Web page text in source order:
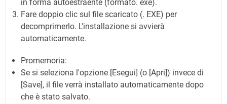
in forma autoestraente (formato. exe).
Fare doppio clic sul file scaricato (. EXE) per
decomprimerlo. L'installazione si avvierà
automaticamente.
Promemoria:
Se si seleziona l'opzione [Esegui] (o [Apri]) invece di
[Save], il file verrà installato automaticamente dopo
che è stato salvato.